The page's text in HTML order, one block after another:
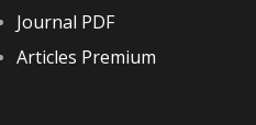
Journal PDF
Articles Premium